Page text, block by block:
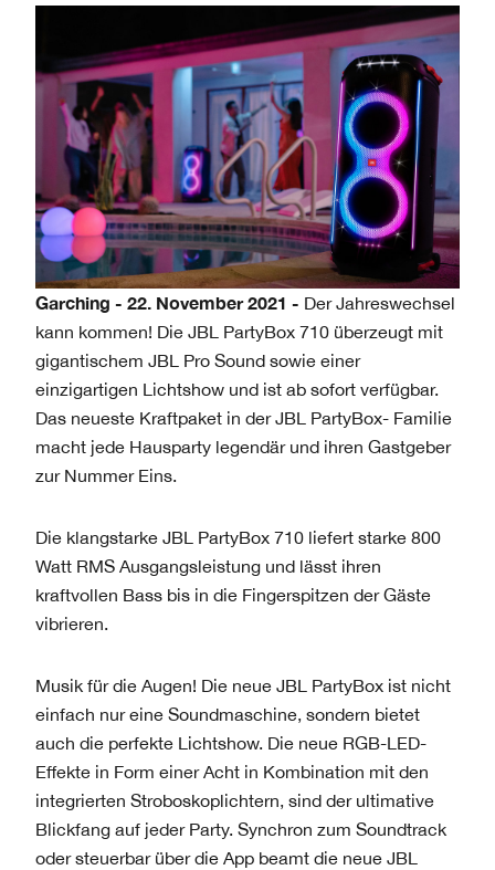
Garching - 22. November 2021 - Der Jahreswechsel
kann kommen! Die JBL PartyBox 710 überzeugt mit
gigantischem JBL Pro Sound sowie einer
einzigartigen Lichtshow und ist ab sofort verfügbar.
Das neueste Kraftpaket in der JBL PartyBox- Familie
macht jede Hausparty legendär und ihren Gastgeber
zur Nummer Eins.
Die klangstarke JBL PartyBox 710 liefert starke 800
Watt RMS Ausgangsleistung und lässt ihren
kraftvollen Bass bis in die Fingerspitzen der Gäste
vibrieren.
Musik für die Augen! Die neue JBL PartyBox ist nicht
einfach nur eine Soundmaschine, sondern bietet
auch die perfekte Lichtshow. Die neue RGB-LED-
Effekte in Form einer Acht in Kombination mit den
integrierten Stroboskoplichtern, sind der ultimative
Blickfang auf jeder Party. Synchron zum Soundtrack
oder steuerbar über die App beamt die neue JBL